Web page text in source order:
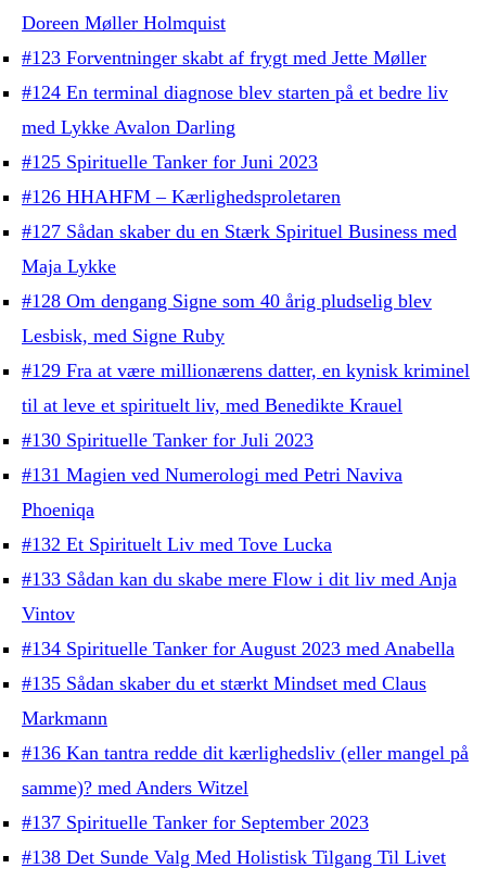
Doreen Møller Holmquist
#123 Forventninger skabt af frygt med Jette Møller
#124 En terminal diagnose blev starten på et bedre liv
med Lykke Avalon Darling
#125 Spirituelle Tanker for Juni 2023
#126 HHAHFM – Kærlighedsproletaren
#127 Sådan skaber du en Stærk Spirituel Business med
Maja Lykke
#128 Om dengang Signe som 40 årig pludselig blev
Lesbisk, med Signe Ruby
#129 Fra at være millionærens datter, en kynisk kriminel
til at leve et spirituelt liv, med Benedikte Krauel
#130 Spirituelle Tanker for Juli 2023
#131 Magien ved Numerologi med Petri Naviva
Phoeniqa
#132 Et Spirituelt Liv med Tove Lucka
#133 Sådan kan du skabe mere Flow i dit liv med Anja
Vintov
#134 Spirituelle Tanker for August 2023 med Anabella
#135 Sådan skaber du et stærkt Mindset med Claus
Markmann
#136 Kan tantra redde dit kærlighedsliv (eller mangel på
samme)? med Anders Witzel
#137 Spirituelle Tanker for September 2023
#138 Det Sunde Valg Med Holistisk Tilgang Til Livet